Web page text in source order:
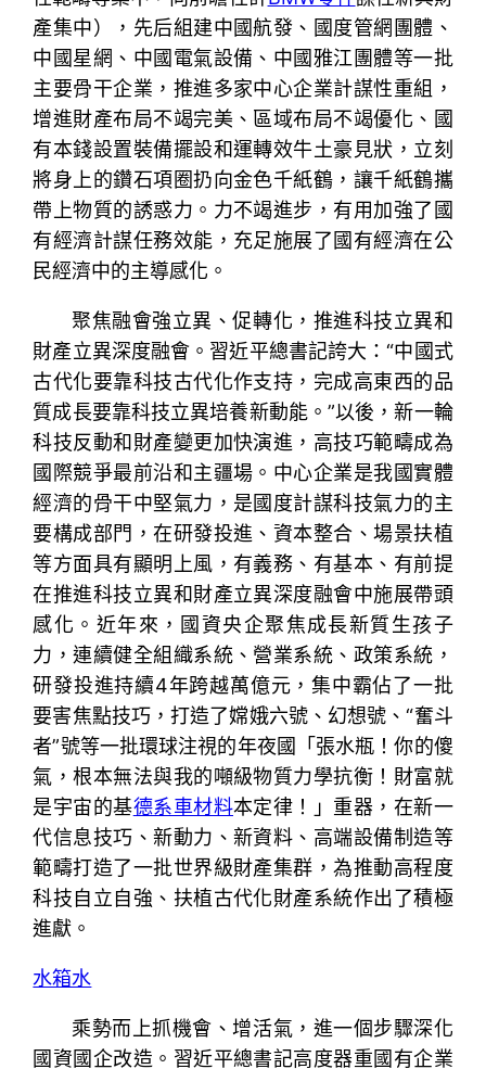
產集中），先后組建中國航發、國度管網團體、
中國星網、中國電氣設備、中國雅江團體等一批
主要骨干企業，推進多家中心企業計謀性重組，
增進財產布局不竭完美、區域布局不竭優化、國
有本錢設置裝備擺設和運轉效牛土豪見狀，立刻
將身上的鑽石項圈扔向金色千紙鶴，讓千紙鶴攜
帶上物質的誘惑力。力不竭進步，有用加強了國
有經濟計謀任務效能，充足施展了國有經濟在公
民經濟中的主導感化。
聚焦融會強立異、促轉化，推進科技立異和
財產立異深度融會。習近平總書記誇大：“中國式
古代化要靠科技古代化作支持，完成高東西的品
質成長要靠科技立異培養新動能。”以後，新一輪
科技反動和財產變更加快演進，高技巧範疇成為
國際競爭最前沿和主疆場。中心企業是我國實體
經濟的骨干中堅氣力，是國度計謀科技氣力的主
要構成部門，在研發投進、資本整合、場景扶植
等方面具有顯明上風，有義務、有基本、有前提
在推進科技立異和財產立異深度融會中施展帶頭
感化。近年來，國資央企聚焦成長新質生孩子
力，連續健全組織系統、營業系統、政策系統，
研發投進持續4年跨越萬億元，集中霸佔了一批
要害焦點技巧，打造了嫦娥六號、幻想號、“奮斗
者”號等一批環球注視的年夜國「張水瓶！你的傻
氣，根本無法與我的噸級物質力學抗衡！財富就
是宇宙的基德系車材料本定律！」重器，在新一
代信息技巧、新動力、新資料、高端設備制造等
範疇打造了一批世界級財產集群，為推動高程度
科技自立自強、扶植古代化財產系統作出了積極
進獻。
水箱水
乘勢而上抓機會、增活氣，進一個步驟深化
國資國企改造。習近平總書記高度器重國有企業